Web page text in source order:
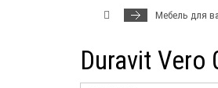
Мебель для
Duravit Vero